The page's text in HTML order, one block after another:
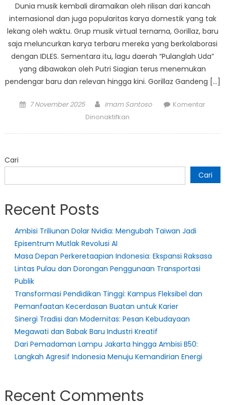
Dunia musik kembali diramaikan oleh rilisan dari kancah
internasional dan juga popularitas karya domestik yang tak
lekang oleh waktu. Grup musik virtual ternama, Gorillaz, baru
saja meluncurkan karya terbaru mereka yang berkolaborasi
dengan IDLES. Sementara itu, lagu daerah “Pulanglah Uda”
yang dibawakan oleh Putri Siagian terus menemukan
pendengar baru dan relevan hingga kini. Gorillaz Gandeng […]
Posted
7 November 2025 Author
Imam Santoso
Komentar
Dinonaktifkan
Baru,
Tetap
Cari
Cari
Recent Posts
Ambisi Triliunan Dolar Nvidia: Mengubah Taiwan Jadi
Episentrum Mutlak Revolusi AI
Masa Depan Perkeretaapian Indonesia: Ekspansi Raksasa
Lintas Pulau dan Dorongan Penggunaan Transportasi
Publik
Transformasi Pendidikan Tinggi: Kampus Fleksibel dan
Pemanfaatan Kecerdasan Buatan untuk Karier
Sinergi Tradisi dan Modernitas: Pesan Kebudayaan
Megawati dan Babak Baru Industri Kreatif
Dari Pemadaman Lampu Jakarta hingga Ambisi B50:
Langkah Agresif Indonesia Menuju Kemandirian Energi
Recent Comments